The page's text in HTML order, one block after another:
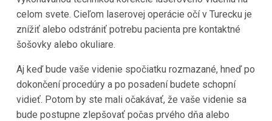
celom svete. Cieľom laserovej operácie očí v Turecku je
znížiť alebo odstrániť potrebu pacienta pre kontaktné
šošovky alebo okuliare.
Aj keď bude vaše videnie spočiatku rozmazané, hneď po
dokončení procedúry a po posadení budete schopní
vidieť. Potom by ste mali očakávať, že vaše videnie sa
bude postupne zlepšovať počas prvého dňa alebo